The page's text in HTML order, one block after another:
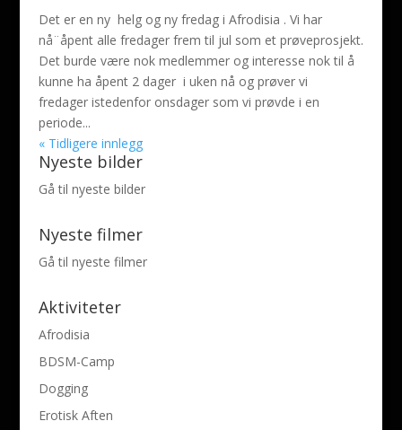
Det er en ny helg og ny fredag i Afrodisia . Vi har
nå¨åpent alle fredager frem til jul som et prøveprosjekt.
Det burde være nok medlemmer og interesse nok til å
kunne ha åpent 2 dager i uken nå og prøver vi
fredager istedenfor onsdager som vi prøvde i en
periode...
« Tidligere innlegg
Nyeste bilder
Gå til nyeste bilder
Nyeste filmer
Gå til nyeste filmer
Aktiviteter
Afrodisia
BDSM-Camp
Dogging
Erotisk Aften